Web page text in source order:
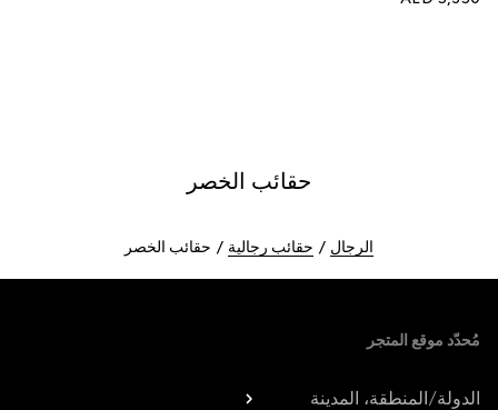
حقائب الخصر
الرجال حقائب رجالية حقائب الخصر
مُحدّد موقع المتجر
الدولة/المنطقة، المدينة